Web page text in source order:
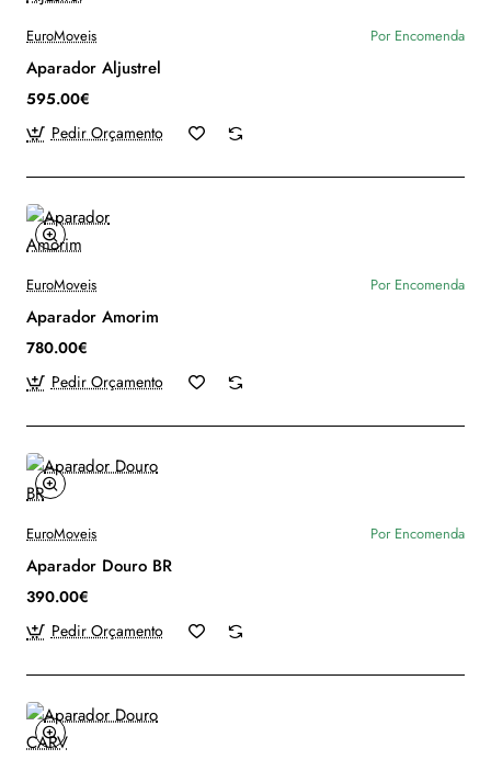
EuroMoveis Por Encomenda
Aparador Aljustrel
595.00€
Pedir Orçamento
EuroMoveis Por Encomenda
Aparador Amorim
780.00€
Pedir Orçamento
EuroMoveis Por Encomenda
Aparador Douro BR
390.00€
Pedir Orçamento